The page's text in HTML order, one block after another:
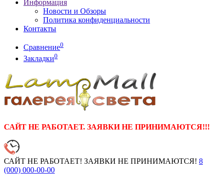
Информация
Новости и Обзоры
Политика конфиденциальности
Контакты
Сравнение0
Закладки0
САЙТ НЕ РАБОТАЕТ. ЗАЯВКИ НЕ ПРИНИМАЮТСЯ!!!
САЙТ НЕ РАБОТАЕТ! ЗАЯВКИ НЕ ПРИНИМАЮТСЯ! 8
(000) 000-00-00